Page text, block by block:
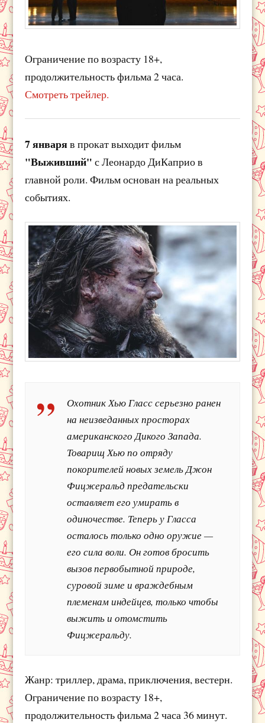
Ограничение по возрасту 18+,
продолжительность фильма 2 часа.
Смотреть трейлер.
7 январяв прокат выходит фильм
"Выживший" с Леонардо ДиКаприо в
главной роли. Фильм основан на реальных
событиях.
Охотник Хью Гласс серьезно ранен
на неизведанных просторах
американского Дикого Запада.
Товарищ Хью по отряду
покорителей новых земель Джон
Фицжеральд предательски
оставляет его умирать в
одиночестве. Теперь у Гласса
осталось только одно оружие —
его сила воли. Он готов бросить
вызов первобытной природе,
суровой зиме и враждебным
племенам индейцев, только чтобы
выжить и отомстить
Фицжеральду.
Жанр: триллер, драма, приключения, вестерн.
Ограничение по возрасту 18+,
продолжительность фильма 2 часа 36 минут.